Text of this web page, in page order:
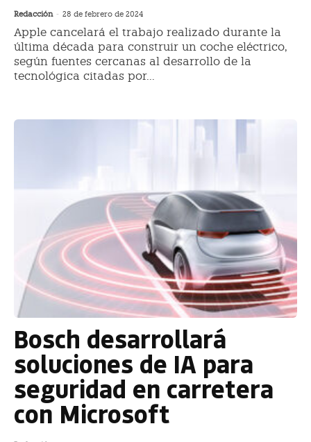
Redacción - 28 de febrero de 2024
Apple cancelará el trabajo realizado durante la
última década para construir un coche eléctrico,
según fuentes cercanas al desarrollo de la
tecnológica citadas por...
Bosch desarrollará
soluciones de IA para
seguridad en carretera
con Microsoft